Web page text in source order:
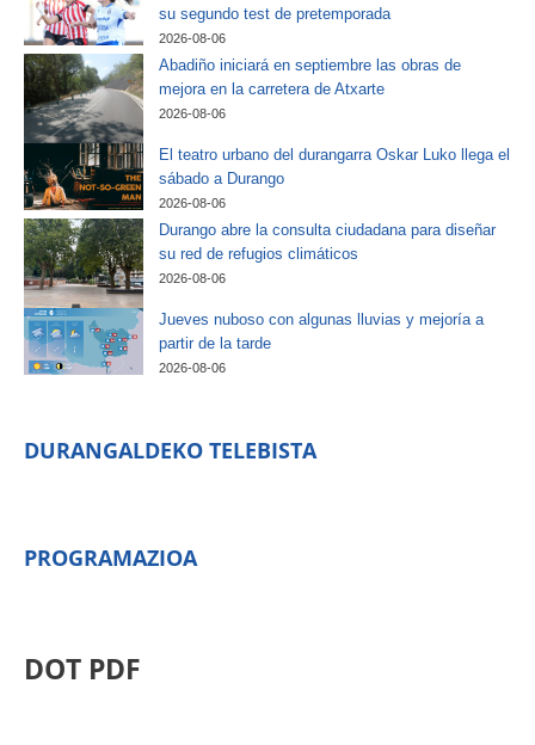
su segundo test de pretemporada
2026-08-06
Abadiño iniciará en septiembre las obras de
mejora en la carretera de Atxarte
2026-08-06
El teatro urbano del durangarra Oskar Luko llega el
sábado a Durango
2026-08-06
Durango abre la consulta ciudadana para diseñar
su red de refugios climáticos
2026-08-06
Jueves nuboso con algunas lluvias y mejoría a
partir de la tarde
2026-08-06
DURANGALDEKO TELEBISTA
PROGRAMAZIOA
DOT PDF